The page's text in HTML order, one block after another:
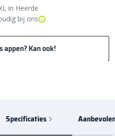
in Heerde
bij ons
appen? Kan ook!
Specificaties